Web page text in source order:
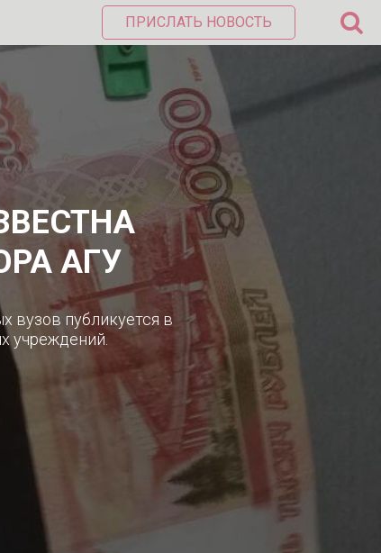
ПРИСЛАТЬ НОВОСТЬ
АГУ
вузов публикуется в
учреждений.